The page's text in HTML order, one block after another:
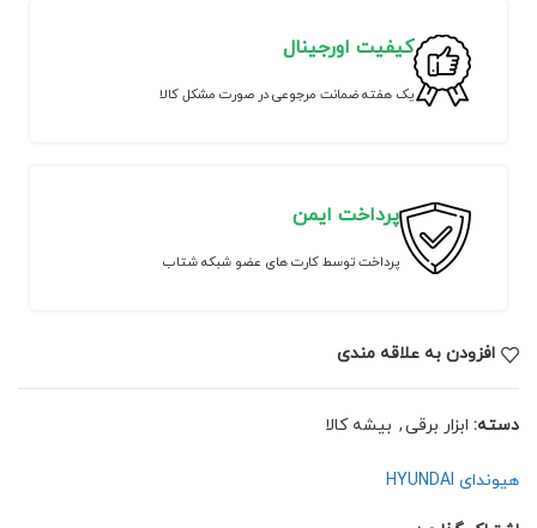
کیفیت اورجینال
یک هفته ضمانت مرجوعی در صورت مشکل کالا
پرداخت ایمن
پرداخت توسط کارت های عضو شبکه شتاب
افزودن به علاقه مندی
دسته: ابزار برقی, بیشه کالا
هیوندای HYUNDAI